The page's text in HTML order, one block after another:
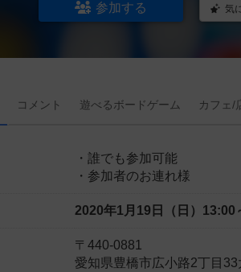
参加する 気
コメント 遊べるボードゲーム カフェ/
・誰でも参加可能
・参加者のお連れ様
2020年1月19日（日） 13:00
〒440-0881
愛知県豊橋市広小路2丁目33